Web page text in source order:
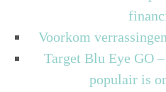
Voorkom
Target Blu Eye GO
populair is